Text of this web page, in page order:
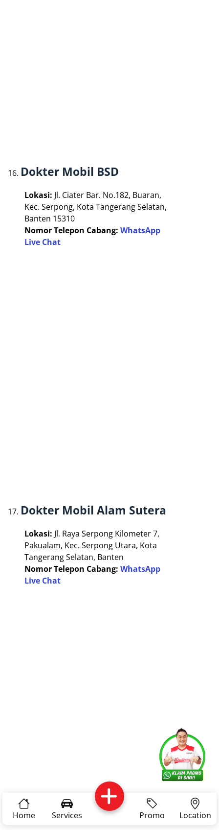
About Us
Reservasi Article
Home Services Promo Location
Dokter Mobil BSD
Lokasi: Jl. Ciater Bar. No.182, Buaran,
Kec. Serpong, Kota Tangerang Selatan,
Banten 15310
Nomor Telepon Cabang: WhatsApp
Live Chat
Dokter Mobil Alam Sutera
Lokasi: Jl. Raya Serpong Kilometer 7,
Pakualam, Kec. Serpong Utara, Kota
Tangerang Selatan, Banten
Nomor Telepon Cabang: WhatsApp
Live Chat